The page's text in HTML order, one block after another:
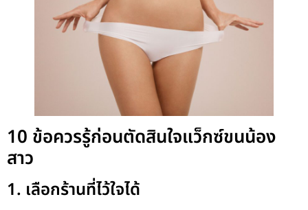
10 ข้อควรรู้ก่อนตัดสินใจแว็กซ์ขนน้อง
สาว
1. เลือกร้านที่ไว้ใจได้